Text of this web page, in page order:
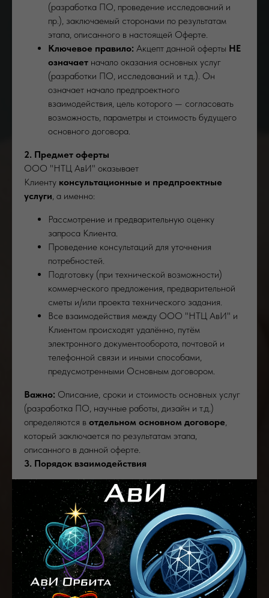
(разработка ПО, проведение исследований и
пр.), заключаемый сторонами по результатам
этапа, описанного в настоящей Оферте.
Ключевое правило: Акцепт данной оферты НЕ
означает начало оказания основных услуг
(разработки ПО, исследований и т.д.). Он
означает начало предпроектного
взаимодействия, цель которого — согласовать
возможность, параметры и стоимость будущего
основного договора.
2. Предмет оферты
ООО "НТЦ АвИ" оказывает
Клиенту консультационные и предпроектные
услуги , а именно:
Рассмотрение и предварительную оценку
запроса Клиента.
Проведение консультаций для уточнения
потребностей.
Подготовку (при технической возможности)
коммерческого предложения, предварительной
сметы и/или проекта технического задания.
Все взаимодействия между ООО "НТЦ АвИ" и
Клиентом происходят удалённо, путём
электронного документооборота, почтовой и
телефонной связи и иными способами,
предусмотренными Основным договором.
Важно: Описание, сроки и стоимость основных услуг
(разработка ПО, научные работы, дизайн и т.д.)
определяются в отдельном основном договоре
который заключается по результатам этапа,
описанного в данной оферте.
3. Порядок взаимодействия
Акцепт:Клиент направляет запрос (через сайт,
email, телефон, социальные сети), убедившись в
том, что предварительно ознакомился с
Политикой обработки персональных данныхи
данной Офертой.
Оценка возможности (5 рабочих
дней):ООО "НТЦ АвИ" рассматривает запрос
и сообщает Клиенту о принципиальной